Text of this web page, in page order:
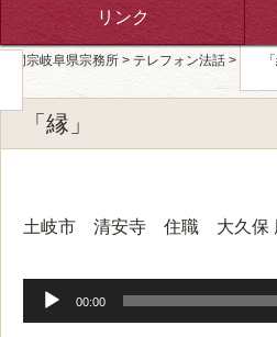
リンク
曹洞宗岐阜県宗務所 > テレフォン法話 >
「縁」
土岐市 清安寺 住職 大久保
プ
00:00